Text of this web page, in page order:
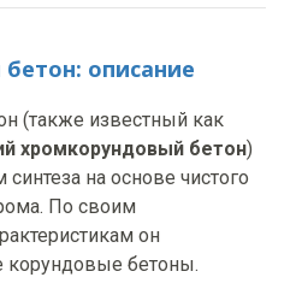
12 12
40 40
описание
(также известный как
хромкорундовый бетон)
синтеза на основе чистого
По своим
он
корундовые бетоны.